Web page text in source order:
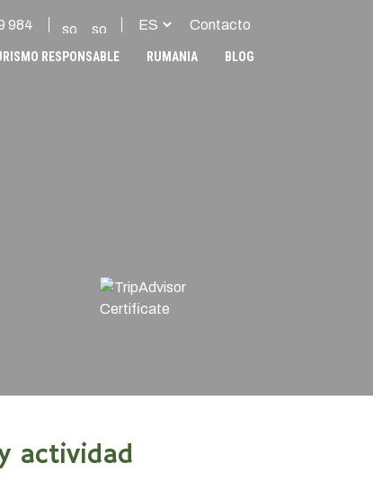
984 Contacto
RESPONSABLE RUMANIA BLOG
actividad